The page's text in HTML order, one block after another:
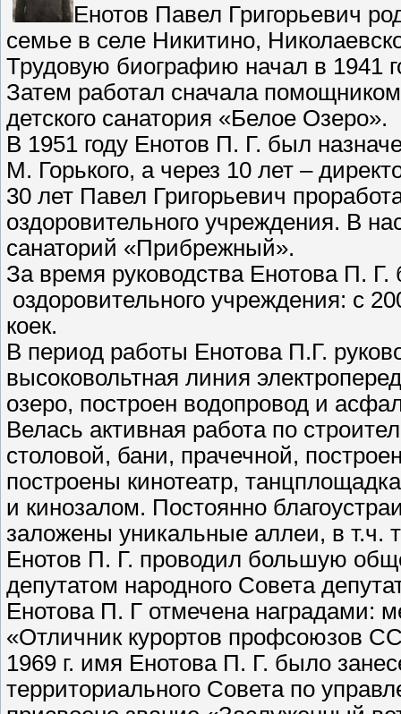
Енотов Павел Григорьевич
семье в селе Никитино,
Трудовую биографию начал в 1941
Затем работал сначала
детского санатория «Белое Озеро».
В 1951 году Енотов П. Г. был
М. Горького, а через 10 лет –
30 лет Павел Григорьевич
оздоровительного учреждения. В
санаторий «Прибрежный».
За время руководства Енотова П.
оздоровительного учреждения: с
коек.
В период работы Енотова П.Г.
высоковольтная линия
озеро, построен водопровод и
Велась активная работа по
столовой, бани, прачечной,
построены кинотеатр,
и кинозалом. Постоянно
заложены уникальные аллеи, в т.ч.
Енотов П. Г. проводил большую
депутатом народного Совета
Енотова П. Г отмечена наградами:
«Отличник курортов профсоюзов
1969 г. имя Енотова П. Г. было
территориального Совета по